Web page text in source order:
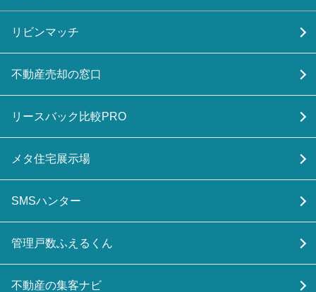
リビンマッチ
不動産売却の窓口
リースバック比較PRO
メタ住宅展示場
SMSハンター
管理戸数ふえるくん
不動産の集客ナビ